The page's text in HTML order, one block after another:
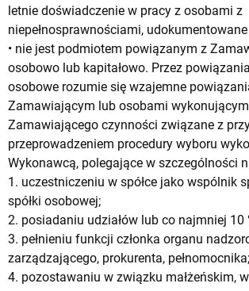
letnie doświadczenie w pracy z osobami z
niepełnosprawnościami,
• nie jest podmiotem powiązanym z
osobowo lub kapitałowo. Przez
osobowe rozumie się wzajemne
Zamawiającym lub osobami
Zamawiającego czynności związane z
przeprowadzeniem procedury wyboru
Wykonawcą, polegające w szczególności
1. uczestniczeniu w spółce jako wspólnik
spółki osobowej;
2. posiadaniu udziałów lub co najmniej 10
3. pełnieniu funkcji członka organu
zarządzającego, prokurenta, pełnomocnika;
4. pozostawaniu w związku małżeńskim,